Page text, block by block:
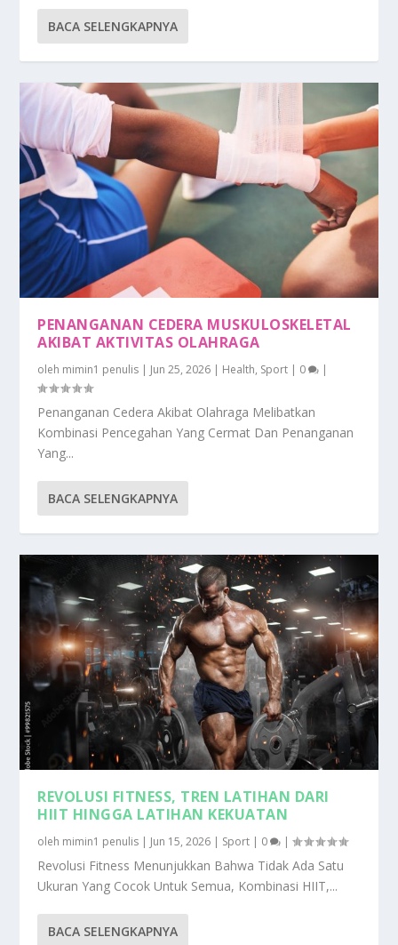
BACA SELENGKAPNYA
PENANGANAN CEDERA MUSKULOSKELETAL
AKIBAT AKTIVITAS OLAHRAGA
oleh mimin1 penulis | Jun 25, 2026 | Health, Sport | 0 |
Penanganan Cedera Akibat Olahraga Melibatkan
Kombinasi Pencegahan Yang Cermat Dan Penanganan
Yang...
BACA SELENGKAPNYA
REVOLUSI FITNESS, TREN LATIHAN DARI
HIIT HINGGA LATIHAN KEKUATAN
oleh mimin1 penulis | Jun 15, 2026 | Sport | 0 |
Revolusi Fitness Menunjukkan Bahwa Tidak Ada Satu
Ukuran Yang Cocok Untuk Semua, Kombinasi HIIT,...
BACA SELENGKAPNYA